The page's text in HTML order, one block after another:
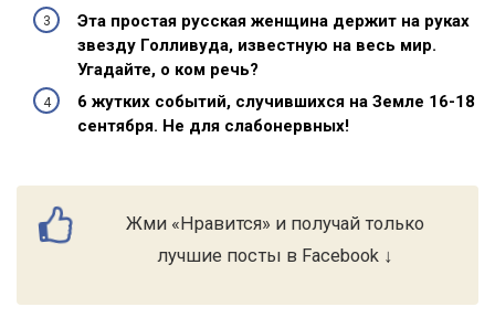
Эта простая русская женщина держит на руках
звезду Голливуда, известную на весь мир.
Угадайте, о ком речь?
6 жутких событий, случившихся на Земле 16-18
сентября. Не для слабонервных!
Жми «Нравится» и получай только
лучшие посты в Facebook ↓